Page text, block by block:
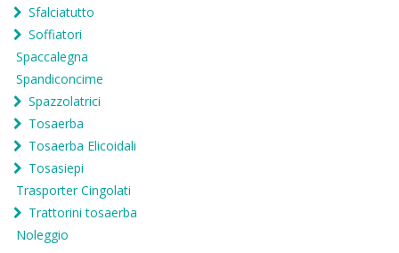
Sfalciatutto
Soffiatori
Spaccalegna
Spandiconcime
Spazzolatrici
Tosaerba
Tosaerba Elicoidali
Tosasiepi
Trasporter Cingolati
Trattorini tosaerba
Noleggio